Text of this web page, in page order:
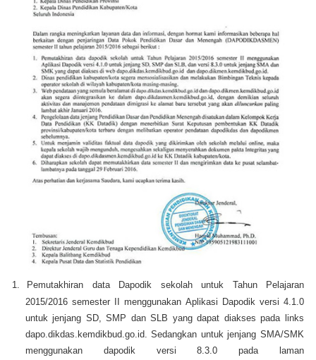
1.
Pemutakhiran data Dapodik sekolah untuk Tahun Pelajaran
2015/2016 semester II menggunakan Aplikasi Dapodik versi 4.1.0
untuk jenjang SD, SMP dan SLB yang dapat diakses pada links
dapo.dikdas.kemdikbud.go.id. Sedangkan untuk jenjang SMA/SMK
menggunakan dapodik versi 8.3.0 pada laman